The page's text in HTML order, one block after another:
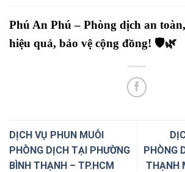
Phú An Phú – Phòng dịch an
hiệu quả, bảo vệ cộng đồng! 🛡️🌿
DỊCH VỤ PHUN MUỖI
PHÒNG DỊCH TẠI PHƯỜNG
BÌNH THẠNH – TP.HCM
PHÒNG
THẠNH